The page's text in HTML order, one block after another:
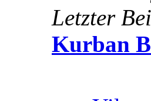
Letzter
Kurban